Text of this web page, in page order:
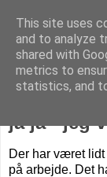
Livet
ja ja - jeg
Der har været
på arbejde. Det
This site uses
and to analyze
shared with
metrics to
statistics, and